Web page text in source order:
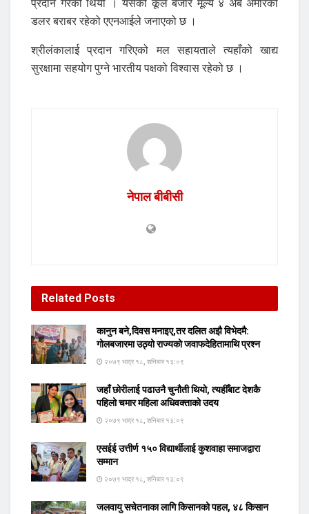
डलर बराबर रहेको एएनआईले जनाएको छ ।
श्रीलंकालाई प्रदान गरिएको मल सहायताले त्यहाँको खाद्य
सुरक्षामा सहयोग पुग्ने भारतीय पक्षको विश्वास रहेको छ ।
नेपाल बीबीसी
Related Posts
कानुन बने,दिवस मनाइए,तर दलित अझै विभेदमै:
गोलबजारमा उठ्यो राज्यको जवाफदेहितामाथि प्रश्न
२०७९ भाद्र १८, शनिबार १३:०९
जहाँ छोरीलाई पढाउनै चुनौती थियो, त्यहीँबाट देशकै
पहिलो चमार महिला अधिवक्ताको उदय
२०७९ भाद्र १८, शनिबार १३:०९
एसईई उत्तीर्ण १५० विद्यार्थीलाई कुशवाहा समाजद्वारा
सम्मान
२०७९ भाद्र १८, शनिबार १३:०९
जलवायु सचेतनाका लागि किसानको पहल, ४८ किसान